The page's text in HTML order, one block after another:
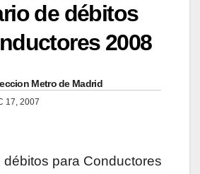
de débitos
2008
Metro de Madrid
17, 2007
débitos para Conductores